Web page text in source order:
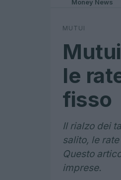
Money News
MUTUI
le
fisso
Il rialzo dei
salito, le
Questo
imprese.